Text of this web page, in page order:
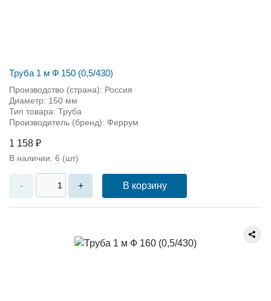
Труба 1 м Ф 150 (0,5/430)
Производство (страна): Россия
Диаметр: 150 мм
Тип товара: Труба
Производитель (бренд): Феррум
1 158 ₽
В наличии: 6 (шт)
- + В корзину